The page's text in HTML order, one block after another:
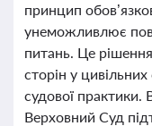
принцип
унеможливлює
питань. Це
сторін у
судової практики.
Верховний Суд